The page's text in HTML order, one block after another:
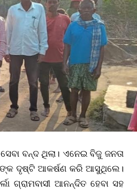
ବନ୍ଦ ଥିଲା। ଏନେଇ ବିଜୁ ଜନତା
ଦୃଷ୍ଟି ଆକର୍ଷଣ କରି ଆସୁଥିଲେ।
ଗ୍ରାମବାସୀ ଆନନ୍ଦିତ ହେବା ସହ